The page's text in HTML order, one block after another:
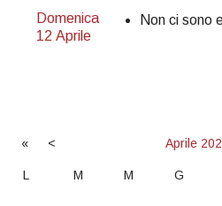
Domenica
12 Aprile
Non ci sono
« < Aprile
L M M G